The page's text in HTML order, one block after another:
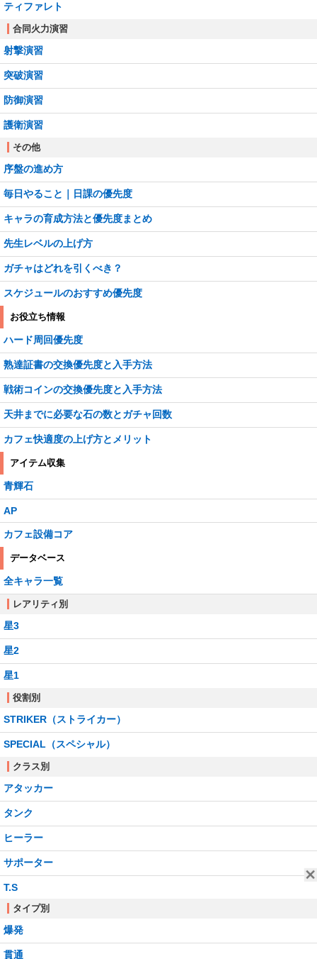
ティファレト
合同火力演習
射撃演習
突破演習
防御演習
護衛演習
その他
序盤の進め方
毎日やること｜日課の優先度
キャラの育成方法と優先度まとめ
先生レベルの上げ方
ガチャはどれを引くべき？
スケジュールのおすすめ優先度
お役立ち情報
ハード周回優先度
熟達証書の交換優先度と入手方法
戦術コインの交換優先度と入手方法
天井までに必要な石の数とガチャ回数
カフェ快適度の上げ方とメリット
アイテム収集
青輝石
AP
カフェ設備コア
データベース
全キャラ一覧
レアリティ別
星3
星2
星1
役割別
STRIKER（ストライカー）
SPECIAL（スペシャル）
クラス別
アタッカー
タンク
ヒーラー
サポーター
T.S
タイプ別
爆発
貫通